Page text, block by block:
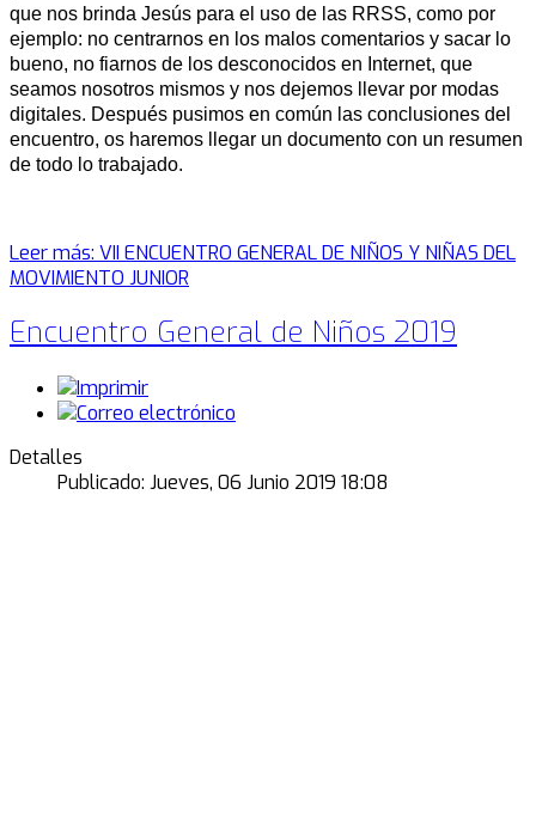
que nos brinda Jesús para el uso de las RRSS, como por
ejemplo: no centrarnos en los malos comentarios y sacar lo
bueno, no fiarnos de los desconocidos en Internet, que
seamos nosotros mismos y nos dejemos llevar por modas
digitales. Después pusimos en común las conclusiones del
encuentro, os haremos llegar un documento con un resumen
de todo lo trabajado.
Leer más: VII ENCUENTRO GENERAL DE NIÑOS Y NIÑAS DEL
MOVIMIENTO JUNIOR
Encuentro General de Niños 2019
Detalles
Publicado: Jueves, 06 Junio 2019 18:08